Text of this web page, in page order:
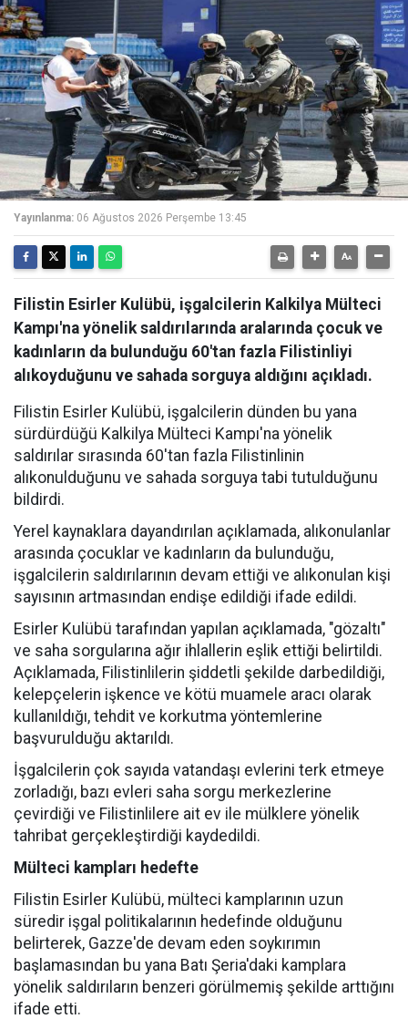
Yayınlanma: 06 Ağustos 2026 Perşembe 13:45
Filistin Esirler Kulübü, işgalcilerin Kalkilya Mülteci
Kampı'na yönelik saldırılarında aralarında çocuk ve
kadınların da bulunduğu 60'tan fazla Filistinliyi
alıkoyduğunu ve sahada sorguya aldığını açıkladı.
Filistin Esirler Kulübü, işgalcilerin dünden bu yana
sürdürdüğü Kalkilya Mülteci Kampı'na yönelik
saldırılar sırasında 60'tan fazla Filistinlinin
alıkonulduğunu ve sahada sorguya tabi tutulduğunu
bildirdi.
Yerel kaynaklara dayandırılan açıklamada, alıkonulanlar
arasında çocuklar ve kadınların da bulunduğu,
işgalcilerin saldırılarının devam ettiği ve alıkonulan kişi
sayısının artmasından endişe edildiği ifade edildi.
Esirler Kulübü tarafından yapılan açıklamada, "gözaltı"
ve saha sorgularına ağır ihlallerin eşlik ettiği belirtildi.
Açıklamada, Filistinlilerin şiddetli şekilde darbedildiği,
kelepçelerin işkence ve kötü muamele aracı olarak
kullanıldığı, tehdit ve korkutma yöntemlerine
başvurulduğu aktarıldı.
İşgalcilerin çok sayıda vatandaşı evlerini terk etmeye
zorladığı, bazı evleri saha sorgu merkezlerine
çevirdiği ve Filistinlilere ait ev ile mülklere yönelik
tahribat gerçekleştirdiği kaydedildi.
Mülteci kampları hedefte
Filistin Esirler Kulübü, mülteci kamplarının uzun
süredir işgal politikalarının hedefinde olduğunu
belirterek, Gazze'de devam eden soykırımın
başlamasından bu yana Batı Şeria'daki kamplara
yönelik saldırıların benzeri görülmemiş şekilde arttığını
ifade etti.